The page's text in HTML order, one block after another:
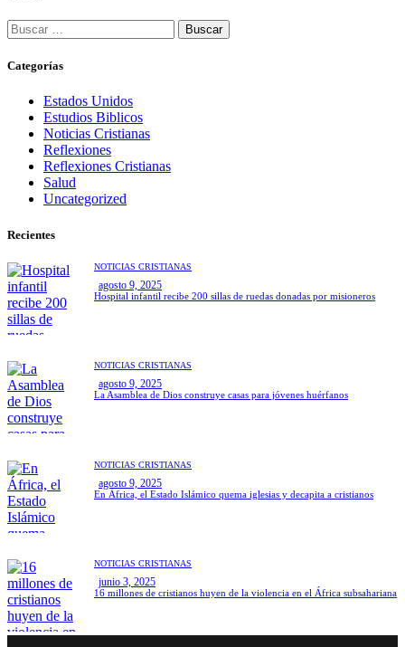
Buscar:
Categorías
Estados Unidos
Estudios Biblicos
Noticias Cristianas
Reflexiones
Reflexiones Cristianas
Salud
Uncategorized
Recientes
NOTICIAS CRISTIANAS
agosto 9, 2025
Hospital infantil recibe 200 sillas de ruedas donadas por misioneros
NOTICIAS CRISTIANAS
agosto 9, 2025
La Asamblea de Dios construye casas para jóvenes huérfanos
NOTICIAS CRISTIANAS
agosto 9, 2025
En África, el Estado Islámico quema iglesias y decapita a cristianos
NOTICIAS CRISTIANAS
junio 3, 2025
16 millones de cristianos huyen de la violencia en el África subsahariana